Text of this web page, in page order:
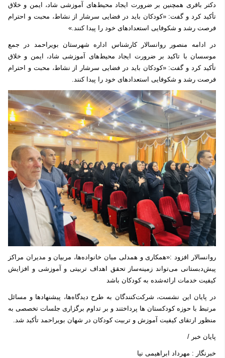
دکتر باقری همچنین بر ضرورت ایجاد محیط‌های آموزشی شاد، ایمن و خلاق
تأکید کرد و گفت: «کودکان باید در فضایی سرشار از نشاط، محبت و احترام
فرصت رشد و شکوفایی استعدادهای خود را پیدا کنند.»
در ادامه منصور روانسالار کارشناس اداره شهرستان بویراحمد در جمع
موسسان با تاکید بر ضرورت ایجاد محیط‌های آموزشی شاد، ایمن و خلاق
تأکید کرد و گفت: «کودکان باید در فضایی سرشار از نشاط، محبت و احترام
فرصت رشد و شکوفایی استعدادهای خود را پیدا کنند.
روانسالار افزود :«همکاری و همدلی میان خانواده‌ها، مربیان و مدیران مراکز
پیش‌دبستانی می‌تواند زمینه‌ساز تحقق اهداف تربیتی و آموزشی و افزایش
کیفیت خدمات ارائه‌شده به کودکان باشد
در پایان این نشست، شرکت‌کنندگان به طرح دیدگاه‌ها، پیشنهادها و مسائل
مرتبط با حوزه کودکستان ها پرداختند و بر تداوم برگزاری جلسات تخصصی به
منظور ارتقای کیفیت آموزش و تربیت کودکان در شهان بویراحمد تأکید شد.
پایان خبر /
خبرنگار : مهرداد ابراهیمی نیا